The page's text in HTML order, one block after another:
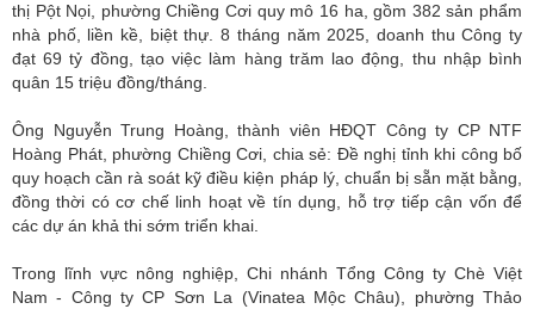
thị Pột Nọi, phường Chiềng Cơi quy mô 16 ha, gồm 382 sản phẩm
nhà phố, liền kề, biệt thự. 8 tháng năm 2025, doanh thu Công ty
đạt 69 tỷ đồng, tạo việc làm hàng trăm lao động, thu nhập bình
quân 15 triệu đồng/tháng.
Ông Nguyễn Trung Hoàng, thành viên HĐQT Công ty CP NTF
Hoàng Phát, phường Chiềng Cơi, chia sẻ: Đề nghị tỉnh khi công bố
quy hoạch cần rà soát kỹ điều kiện pháp lý, chuẩn bị sẵn mặt bằng,
đồng thời có cơ chế linh hoạt về tín dụng, hỗ trợ tiếp cận vốn để
các dự án khả thi sớm triển khai.
Trong lĩnh vực nông nghiệp, Chi nhánh Tổng Công ty Chè Việt
Nam - Công ty CP Sơn La (Vinatea Mộc Châu), phường Thảo